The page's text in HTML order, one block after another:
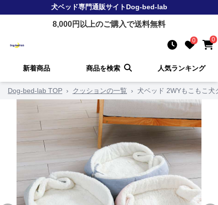
犬ベッド専門通販サイトDog-bed-lab
8,000円以上のご購入で送料無料
0 0
新着商品 商品を検索 人気ランキング
Dog-bed-lab TOP › クッションの一覧 › 犬ベッド 2WYもこもこ犬